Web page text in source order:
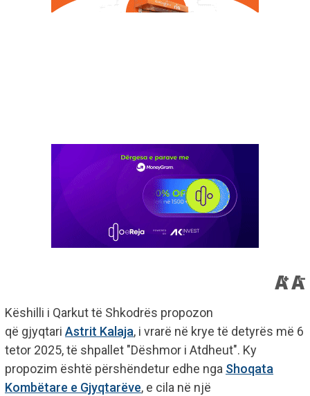
Këshilli i Qarkut të Shkodrës propozon
që gjyqtari Astrit Kalaja, i vrarë në krye të detyrës më 6
tetor 2025, të shpallet "Dëshmor i Atdheut". Ky
propozim është përshëndetur edhe nga Shoqata
Kombëtare e Gjyqtarëve, e cila në një